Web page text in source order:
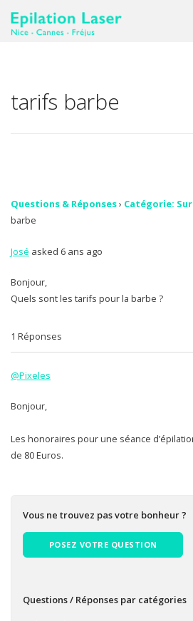
tarifs barbe
Questions & Réponses› Catégorie:
barbe
José asked 6 ans ago
Bonjour,
Quels sont les tarifs pour la barbe ?
1 Réponses
@Pixeles
Bonjour,
Les honoraires pour une séance
de 80 Euros.
Vous ne trouvez pas votre bonheur ?
POSEZ VOTRE QUESTION
Questions / Réponses par catégories